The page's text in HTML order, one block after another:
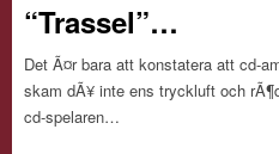
“Trassel”…
Det Ã¤r bara att konstatera att cd-
skam dÃ¥ inte ens tryckluft och
cd-spelaren…